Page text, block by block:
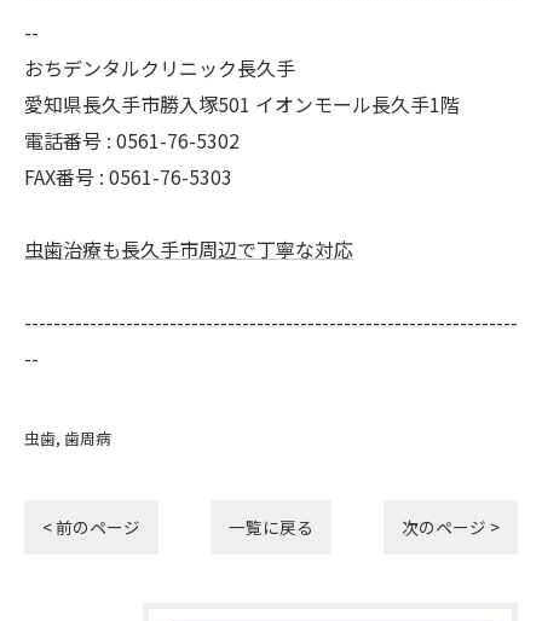
--
おちデンタルクリニック長久手
愛知県長久手市勝入塚501 イオンモール長久手1階
電話番号 : 0561-76-5302
FAX番号 : 0561-76-5303
虫歯治療も長久手市周辺で丁寧な対応
--------------------------------------------------------------------
--
虫歯 歯周病
< 前のページ 一覧に戻る 次のページ >